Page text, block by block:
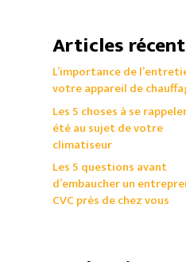
Articles
L’importance de
votre appareil de
Les 5 choses à se
été au sujet de votre
climatiseur
Les 5 questions avant
d’embaucher un
CVC près de chez vous